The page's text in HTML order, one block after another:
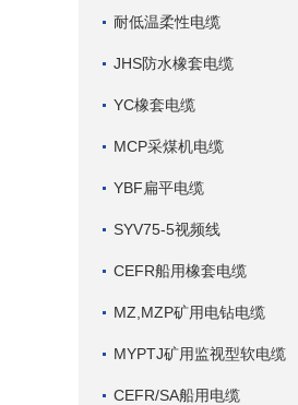
耐低温柔性电缆
JHS防水橡套电缆
YC橡套电缆
MCP采煤机电缆
YBF扁平电缆
SYV75-5视频线
CEFR船用橡套电缆
MZ,MZP矿用电钻电缆
MYPTJ矿用监视型软电缆
CEFR/SA船用电缆